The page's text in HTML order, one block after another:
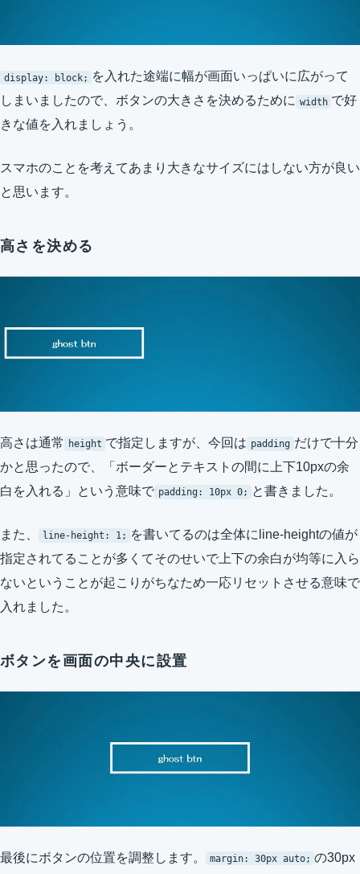
display: block; を入れた途端に幅が画面いっぱいに広がって
しまいましたので、ボタンの大きさを決めるために width で好
きな値を入れましょう。
スマホのことを考えてあまり大きなサイズにはしない方が良い
と思います。
高さを決める
高さは通常 height で指定しますが、今回は padding だけで十分
かと思ったので、「ボーダーとテキストの間に上下10pxの余
白を入れる」という意味で padding: 10px 0; と書きました。
また、 line-height: 1; を書いてるのは全体にline-heightの値が
指定されてることが多くてそのせいで上下の余白が均等に入ら
ないということが起こりがちなため一応リセットさせる意味で
入れました。
ボタンを画面の中央に設置
最後にボタンの位置を調整します。 margin: 30px auto; の30px